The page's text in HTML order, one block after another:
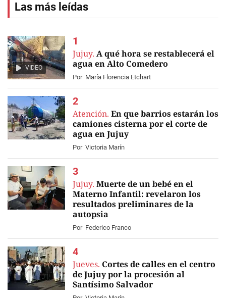
Las más leídas
VIDEO
Jujuy. A qué hora se restablecerá el
agua en Alto Comedero
Por María Florencia Etchart
Atención. En que barrios estarán los
camiones cisterna por el corte de
agua en Jujuy
Por Victoria Marín
Jujuy. Muerte de un bebé en el
Materno Infantil: revelaron los
resultados preliminares de la
autopsia
Por Federico Franco
Jueves. Cortes de calles en el centro
de Jujuy por la procesión al
Santísimo Salvador